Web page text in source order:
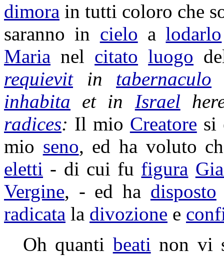
dimora in tutti coloro che
saranno in cielo alodarlo
Maria nel citato luogo
requievitin tabernaculo
inhabita et in Israel
radices: Il mio Creatore si
mio seno, ed ha voluto
eletti - di cui fu figura
Vergine, - ed ha disposto
radicata la divozione e
Oh quanti beati non vi